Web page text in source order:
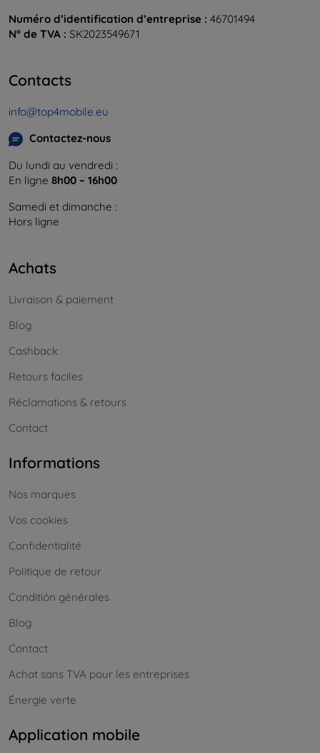
Numéro d’identification d’entreprise : 46701494
N° de TVA : SK2023549671
Contacts
info@top4mobile.eu
Contactez-nous
Du lundi au vendredi :
En ligne 8h00 – 16h00
Samedi et dimanche :
Hors ligne
Achats
Livraison & paiement
Blog
Cashback
Retours faciles
Réclamations & retours
Contact
Informations
Nos marques
Vos cookies
Confidentialité
Politique de retour
Conditión générales
Blog
Contact
Achat sans TVA pour les entreprises
Énergie verte
Application mobile